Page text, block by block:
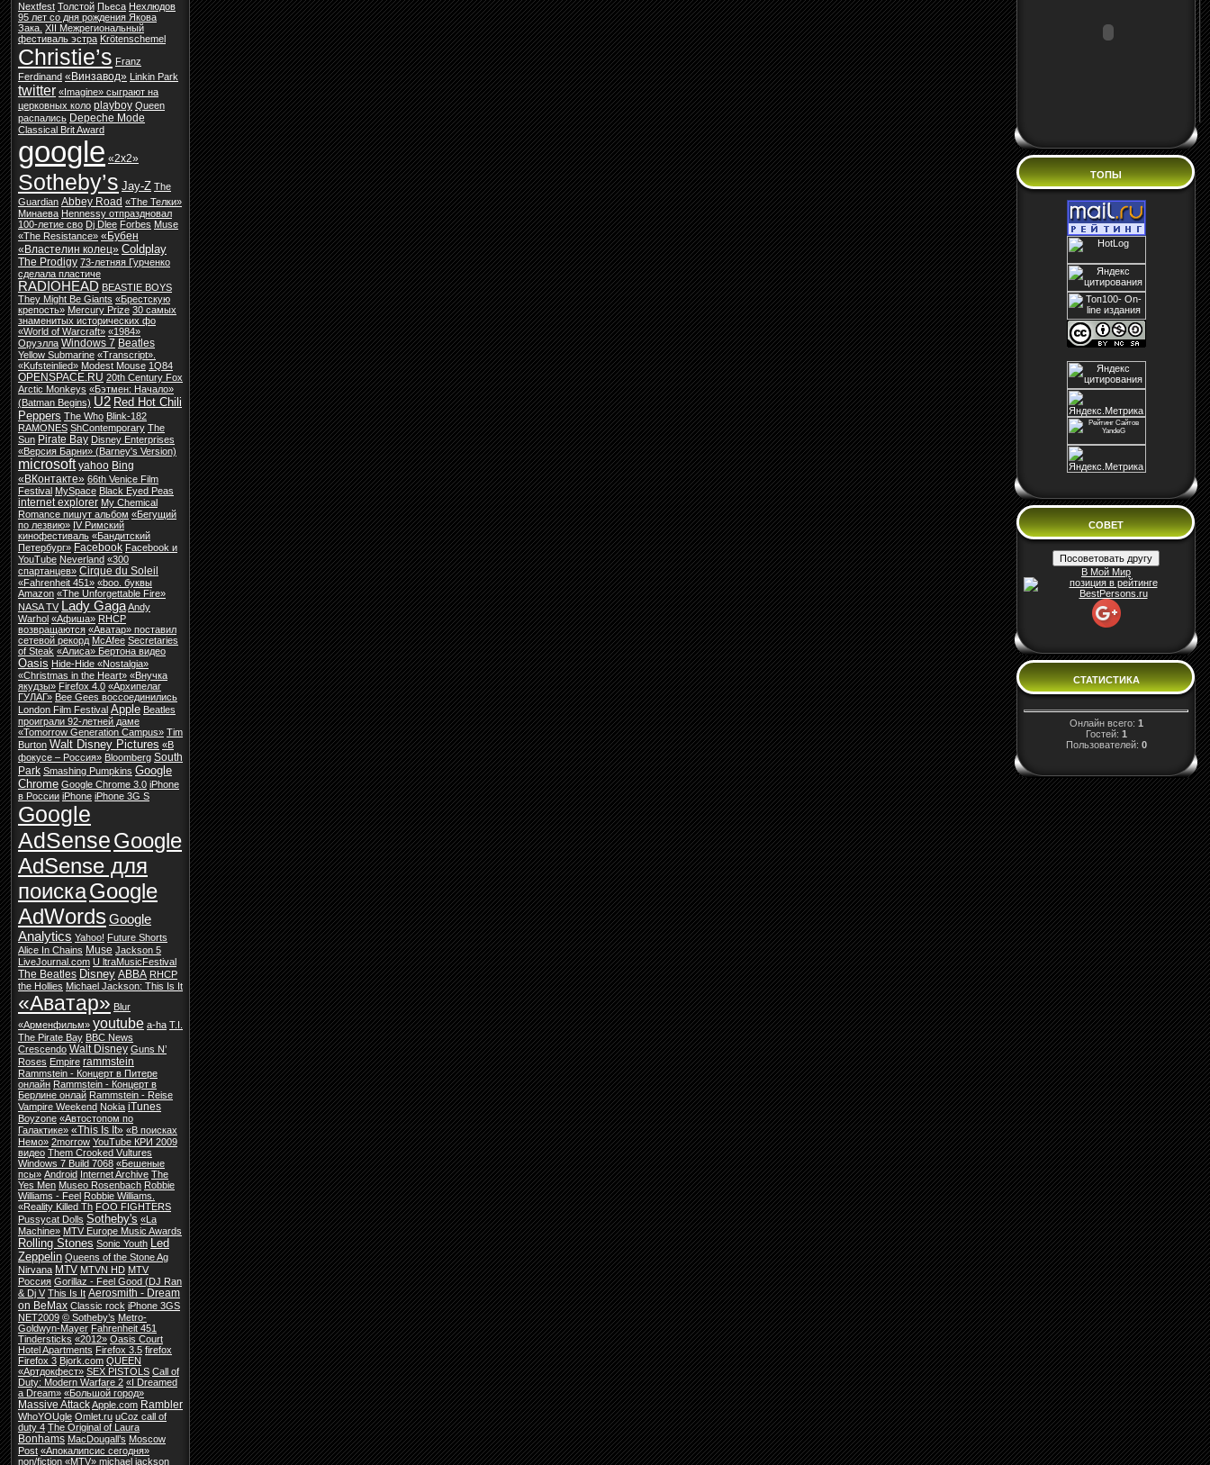
Nextfest Толстой Пьеса Нехлюдов
95 лет со дня рождения Якова
Зака. XII Межрегиональный
фестиваль эстра Krötenschemel
Christie’s Franz
Ferdinand «Винзавод» Linkin Park
twitter «Imagine» сыграют на
церковных коло playboy Queen
распались Depeche Mode
Classical Brit Award
google «2х2»
Sotheby’s Jay-Z The
Guardian Abbey Road «The Телки»
Минаева Hennessy отпраздновал
100-летие сво Dj Dlee Forbes Muse
«The Resistance» «Бубен
«Властелин колец» Coldplay
The Prodigy 73-летняя Гурченко
сделала пластиче
RADIOHEAD BEASTIE BOYS
They Might Be Giants «Брестскую
крепость» Mercury Prize 30 самых
знаменитых исторических фо
«World of Warcraft» «1984»
Оруэлла Windows 7 Beatles
Yellow Submarine «Transcript».
«Kufsteinlied» Modest Mouse 1Q84
OPENSPACE.RU 20th Century Fox
Arctic Monkeys «Бэтмен: Начало»
(Batman Begins) U2 Red Hot Chili
Peppers The Who Blink-182
RAMONES ShContemporary The
Sun Pirate Bay Disney Enterprises
«Версия Барни» (Barney's Version)
microsoft yahoo Bing
«ВКонтакте» 66th Venice Film
Festival MySpace Black Eyed Peas
internet explorer My Chemical
Romance пишут альбом «Бегущий
по лезвию» IV Римский
кинофестиваль «Бандитский
Петербург» Facebook Facebook и
YouTube Neverland «300
спартанцев» Cirque du Soleil
«Fahrenheit 451» «boo. буквы
Amazon «The Unforgettable Fire»
NASA TV Lady GagaAndy
Warhol «Афиша» RHCP
возвращаются «Аватар» поставил
сетевой рекорд McAfee Secretaries
of Steak «Алиса» Бертона видео
Oasis Hide-Hide «Nostalgia»
«Christmas in the Heart» «Внучка
якудзы» Firefox 4.0 «Архипелаг
ГУЛАГ» Bee Gees воссоединились
London Film Festival Apple Beatles
проиграли 92-летней даме
«Tomorrow Generation Campus» Tim
Burton Walt Disney Pictures «В
фокусе – Россия» Bloomberg South
Park Smashing Pumpkins Google
Chrome Google Chrome 3.0 iPhone
в России iPhone iPhone 3G S
Google
AdSenseGoogle
AdSense для
поискаGoogle
AdWords Google
Analytics Yahoo! Future Shorts
Alice In Chains Muse Jackson 5
LiveJournal.com U ltraMusicFestival
The Beatles Disney ABBA RHCP
the Hollies Michael Jackson: This Is It
«Аватар» Blur
«Арменфильм» youtube a-ha T.I.
The Pirate Bay BBC News
Crescendo Walt Disney Guns N’
Roses Empire rammstein
Rammstein - Концерт в Питере
онлайн Rammstein - Концерт в
Берлине онлай Rammstein - Reise
Vampire Weekend Nokia iTunes
Boyzone «Автостопом по
Галактике» «This Is It» «В поисках
Немо» 2morrow YouTube КРИ 2009
видео Them Crooked Vultures
Windows 7 Build 7068 «Бешеные
псы» Android Internet Archive The
Yes Men Museo Rosenbach Robbie
Williams - Feel Robbie Williams.
«Reality Killed Th FOO FIGHTERS
Pussycat Dolls Sotheby's «La
Machine» MTV Europe Music Awards
Rolling Stones Sonic Youth Led
Zeppelin Queens of the Stone Ag
Nirvana MTV MTVN HD MTV
Россия Gorillaz - Feel Good (DJ Ran
& Dj V This Is It Aerosmith - Dream
on BeMax Classic rock iPhone 3GS
NET2009 © Sotheby’s Metro-
Goldwyn-Mayer Fahrenheit 451
Tindersticks «2012» Oasis Court
Hotel Apartments Firefox 3.5 firefox
Firefox 3 Bjork.com QUEEN
«Артдокфест» SEX PISTOLS Call of
Duty: Modern Warfare 2 «I Dreamed
a Dream» «Большой город»
Massive AttackApple.com Rambler
WhoYOUgle Omlet.ru uCoz call of
duty 4 The Original of Laura
Bonhams MacDougall’s Moscow
Post «Апокалипсис сегодня»
non/fiction «MTV» michael jackson
ТОПЫ
СОВЕТ
В Мой Мир
СТАТИСТИКА
Онлайн всего: 1
Гостей: 1
Пользователей: 0